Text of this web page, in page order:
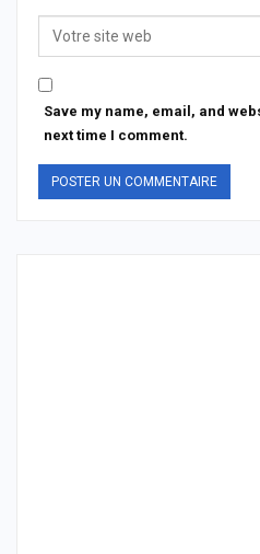
Save my name, email, and
next time I comment.